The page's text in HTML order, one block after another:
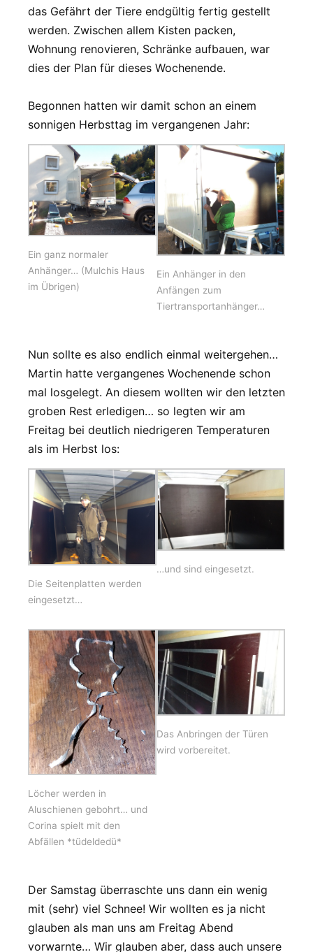
das Gefährt der Tiere endgültig fertig gestellt
werden. Zwischen allem Kisten packen,
Wohnung renovieren, Schränke aufbauen, war
dies der Plan für dieses Wochenende.
Begonnen hatten wir damit schon an einem
sonnigen Herbsttag im vergangenen Jahr:
Ein ganz normaler
Anhänger… (Mulchis Haus
im Übrigen)
Ein Anhänger in den
Anfängen zum
Tiertransportanhänger…
Nun sollte es also endlich einmal weitergehen…
Martin hatte vergangenes Wochenende schon
mal losgelegt. An diesem wollten wir den letzten
groben Rest erledigen… so legten wir am
Freitag bei deutlich niedrigeren Temperaturen
als im Herbst los:
Die Seitenplatten werden
eingesetzt…
…und sind eingesetzt.
Löcher werden in
Aluschienen gebohrt… und
Corina spielt mit den
Abfällen *tüdeldedü*
Das Anbringen der Türen
wird vorbereitet.
Der Samstag überraschte uns dann ein wenig
mit (sehr) viel Schnee! Wir wollten es ja nicht
glauben als man uns am Freitag Abend
vorwarnte… Wir glauben aber, dass auch unsere